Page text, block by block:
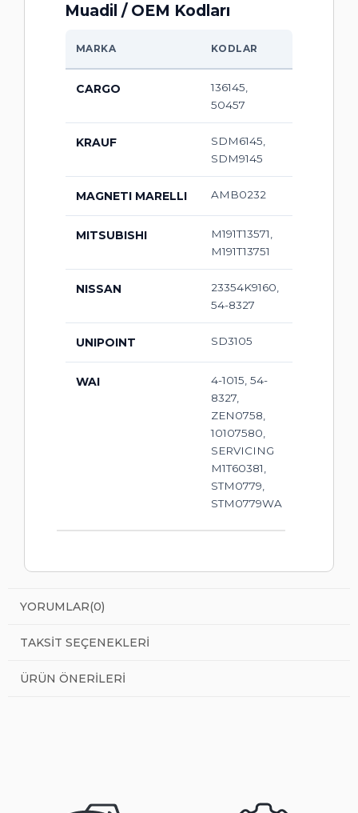
Muadil / OEM Kodları
MARKA KODLAR
CARGO
136145,
50457
KRAUF
SDM6145,
SDM9145
MAGNETI MARELLI AMB0232
MITSUBISHI
M191T13571,
M191T13751
NISSAN
23354K9160,
54-8327
UNIPOINT SD3105
WAI
4-1015, 54-
8327,
ZEN0758,
10107580,
SERVICING
M1T60381,
STM0779,
STM0779WA
YORUMLAR(0)
TAKSIT SEÇENEKLERI
ÜRÜN ÖNERILERI